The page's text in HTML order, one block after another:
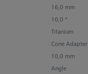
16,0 mm
10,0 °
Titanium
Cone Adapter
10,0 mm
Angle